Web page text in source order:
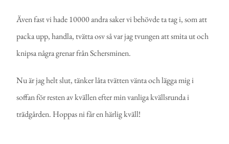
Även fast vi hade 10000 andra saker vi behövde ta tag i, som att
packa upp, handla, tvätta osv så var jag tvungen att smita ut och
knipsa några grenar från Schersminen.
Nu är jag helt slut, tänker låta tvätten vänta och lägga mig i
soffan för resten av kvällen efter min vanliga kvällsrunda i
trädgården. Hoppas ni får en härlig kväll!